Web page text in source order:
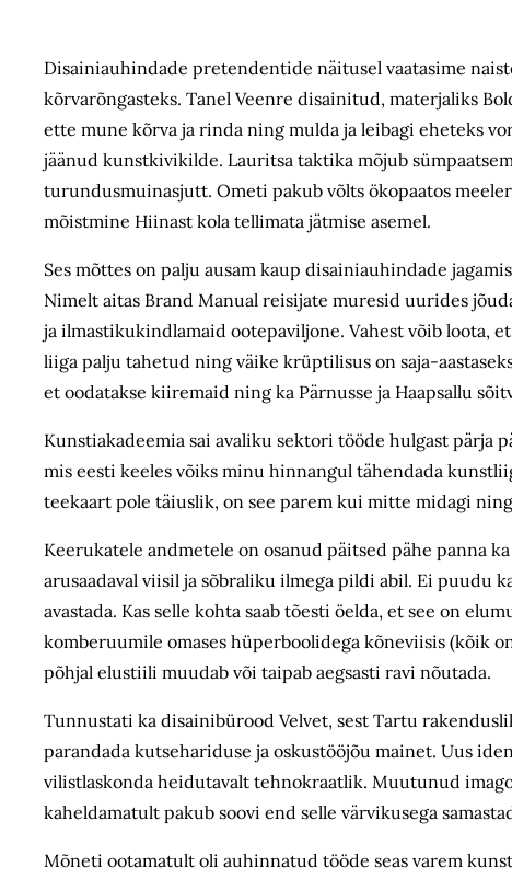
Disainiauhindade pretendentide näitusel vaatasime
kõrvarõngasteks. Tanel Veenre disainitud, materjaliks
ette mune kõrva ja rinda ning mulda ja leibagi eheteks
jäänud kunstkivikilde. Lauritsa taktika mõjub
turundusmuinasjutt. Ometi pakub võlts ökopaatos
mõistmine Hiinast kola tellimata jätmise asemel.
Ses mõttes on palju ausam kaup disainiauhindade
Nimelt aitas Brand Manual reisijate muresid uurides
ja ilmastikukindlamaid ootepaviljone. Vahest võib loota,
liiga palju tahetud ning väike krüptilisus on saja-
et oodatakse kiiremaid ning ka Pärnusse ja Haapsallu
Kunstiakadeemia sai avaliku sektori tööde hulgast pärja
mis eesti keeles võiks minu hinnangul tähendada
teekaart pole täiuslik, on see parem kui mitte midagi
Keerukatele andmetele on osanud päitsed pähe panna
arusaadaval viisil ja sõbraliku ilmega pildi abil. Ei puudu
avastada. Kas selle kohta saab tõesti öelda, et see on
komberuumile omases hüperboolidega kõneviisis (kõik
põhjal elustiili muudab või taipab aegsasti ravi nõutada.
Tunnustati ka disainibürood Velvet, sest Tartu
parandada kutse­hariduse ja oskustööjõu mainet. Uus
vilistlaskonda heidutavalt tehnokraatlik. Muutunud
kaheldamatult pakub soovi end selle värvikusega
Mõneti ootamatult oli auhinnatud tööde seas varem